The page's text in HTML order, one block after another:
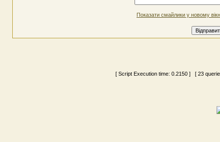
Показати смайлики у новому
[ Script Execution time: 0.2150 ] [ 23